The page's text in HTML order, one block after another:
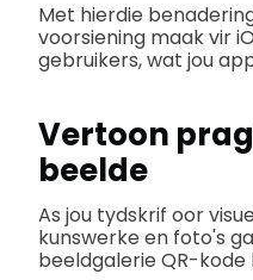
Met hierdie
voorsiening maak vir
gebruikers, wat jou
Vertoon
beelde
As jou tydskrif oor
kunswerke en foto's
beeldgalerie QR-kode